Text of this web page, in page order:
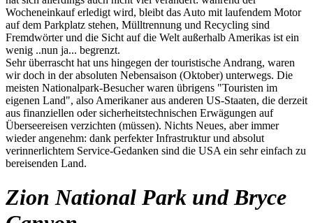
Wocheneinkauf erledigt wird, bleibt das Auto mit laufendem Motor
auf dem Parkplatz stehen, Mülltrennung und Recycling sind
Fremdwörter und die Sicht auf die Welt außerhalb Amerikas ist ein
wenig ..nun ja... begrenzt.
Sehr überrascht hat uns hingegen der touristische Andrang, waren
wir doch in der absoluten Nebensaison (Oktober) unterwegs. Die
meisten Nationalpark-Besucher waren übrigens "Touristen im
eigenen Land", also Amerikaner aus anderen US-Staaten, die derzeit
aus finanziellen oder sicherheitstechnischen Erwägungen auf
Überseereisen verzichten (müssen). Nichts Neues, aber immer
wieder angenehm: dank perfekter Infrastruktur und absolut
verinnerlichtem Service-Gedanken sind die USA ein sehr einfach zu
bereisenden Land.
Zion National Park und Bryce